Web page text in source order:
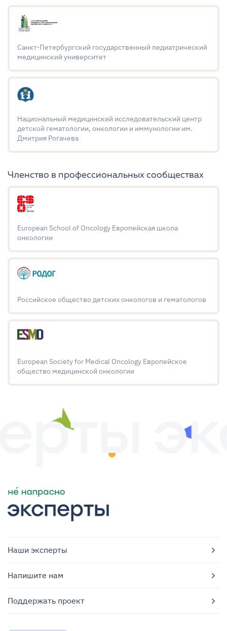
Санкт-Петербургский государственный педиатрический
медицинский университет
Национальный медицинский исследовательский центр
детской гематологии, онкологии и иммунологии им.
Дмитрия Рогачева
Членство в профессиональных сообществах
European School of Oncology Европейская школа
онкологии
Российское общество детских онкологов и гематологов
European Society for Medical Oncology Европейское
общество медицинской онкологии
Наши эксперты
Напишите нам
Поддержать проект